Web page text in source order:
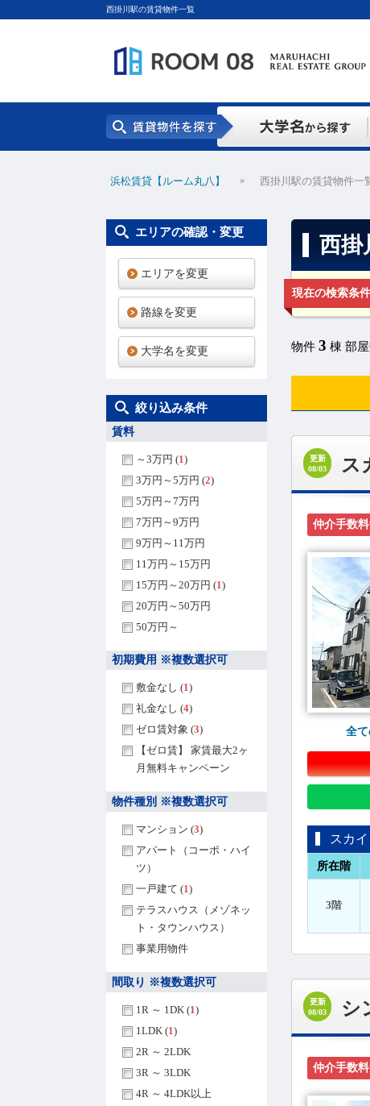
西掛川駅の賃貸物件一覧
浜松賃貸【ルーム丸八】 » 西掛川駅の賃貸物件一
西掛
現在の検索条件
物件 3 棟 部
更新
08/03
ス
仲介手数
全
スカ
所在階
3階
更新
08/03
シ
仲介手数
エリアの確認・変更
エリアを変更
路線を変更
大学名を変更
絞り込み条件
賃料
～3万円 (1)
3万円～5万円 (2)
5万円～7万円
7万円～9万円
9万円～11万円
11万円～15万円
15万円～20万円 (1)
20万円～50万円
50万円～
初期費用 ※複数選択可
敷金なし (1)
礼金なし (4)
ゼロ賃対象 (3)
【ゼロ賃】 家賃最大2ヶ
月無料キャンペーン
物件種別 ※複数選択可
マンション (3)
アパート（コーポ・ハイ
ツ）
一戸建て (1)
テラスハウス（メゾネッ
ト・タウンハウス）
事業用物件
間取り ※複数選択可
1R ～ 1DK (1)
1LDK (1)
2R ～ 2LDK
3R ～ 3LDK
4R ～ 4LDK以上